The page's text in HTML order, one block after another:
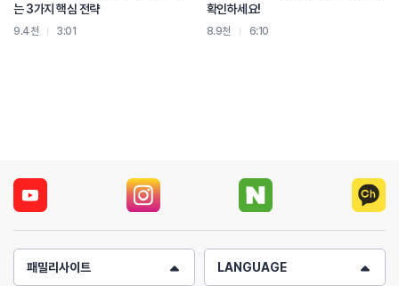
는 3가지 핵심 전략
9.4천 3:01
확인하세요!
8.9천 6:10
패밀리사이트 LANGUAGE